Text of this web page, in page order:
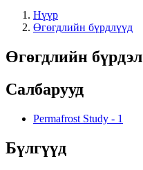
Нүүр
Өгөгдлийн бүрдлүүд
Өгөгдлийн бүрдэл
Салбарууд
Permafrost Study - 1
Бүлгүүд